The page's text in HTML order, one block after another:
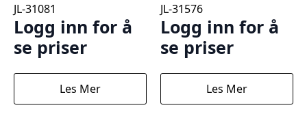
JL-31081
Logg inn for å
se priser
Les Mer
JL-31576
Logg inn for å
se priser
Les Mer